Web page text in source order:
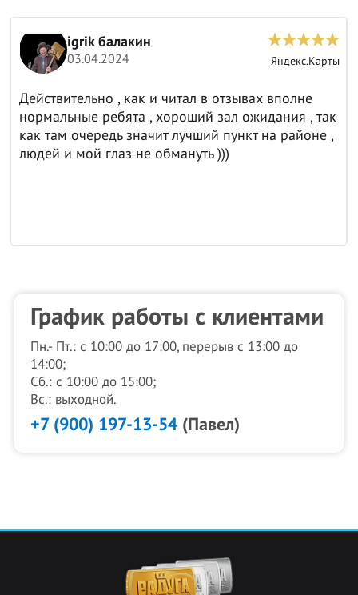
igrik балакин
03.04.2024 Яндекс.Карты
Действительно , как и читал в отзывах вполне
нормальные ребята , хороший зал ожидания , так
как там очередь значит лучший пункт на районе ,
людей и мой глаз не обмануть )))
График работы с клиентами
Пн.- Пт.: с 10:00 до 17:00, перерыв с 13:00 до
14:00;
Сб.: с 10:00 до 15:00;
Вс.: выходной.
+7 (900) 197-13-54(Павел)